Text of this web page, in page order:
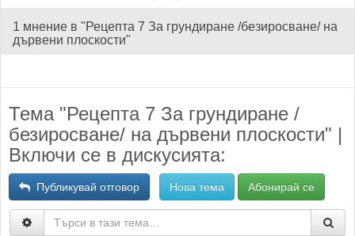
1 мнение в "Рецепта 7 За грундиране /безиросване/ на
дървени плоскости"
Тема "Рецепта 7 За грундиране /
безиросване/ на дървени плоскости" |
Включи се в дискусията:
Публикувай отговор Нова тема Абонирай се